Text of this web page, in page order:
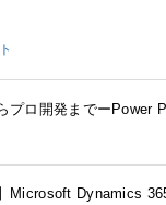
プロ開発までーPower
Microsoft Dynamics